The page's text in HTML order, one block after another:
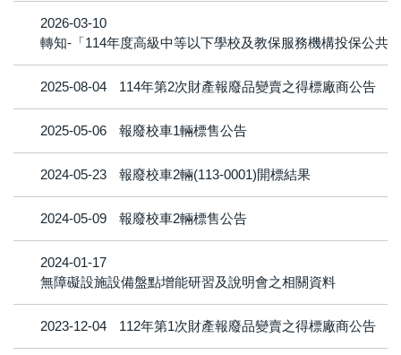
2026-03-10
轉知-「114年度高級中等以下學校及教保服務機構投保公共
2025-08-04 114年第2次財產報廢品變賣之得標廠商公告
2025-05-06 報廢校車1輛標售公告
2024-05-23 報廢校車2輛(113-0001)開標結果
2024-05-09 報廢校車2輛標售公告
2024-01-17
無障礙設施設備盤點增能研習及說明會之相關資料
2023-12-04 112年第1次財產報廢品變賣之得標廠商公告